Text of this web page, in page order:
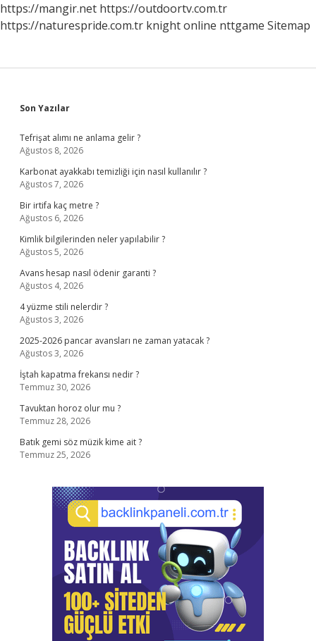
https://mangir.net https://outdoortv.com.tr
https://naturespride.com.tr knight online nttgame Sitemap
Sidebar
Son Yazılar
Tefrişat alımı ne anlama gelir ?
Ağustos 8, 2026
Karbonat ayakkabı temizliği için nasıl kullanılır ?
Ağustos 7, 2026
Bir irtifa kaç metre ?
Ağustos 6, 2026
Kimlik bilgilerinden neler yapılabilir ?
Ağustos 5, 2026
Avans hesap nasıl ödenir garanti ?
Ağustos 4, 2026
4 yüzme stili nelerdir ?
Ağustos 3, 2026
2025-2026 pancar avansları ne zaman yatacak ?
Ağustos 3, 2026
İştah kapatma frekansı nedir ?
Temmuz 30, 2026
Tavuktan horoz olur mu ?
Temmuz 28, 2026
Batık gemi söz müzik kime ait ?
Temmuz 25, 2026